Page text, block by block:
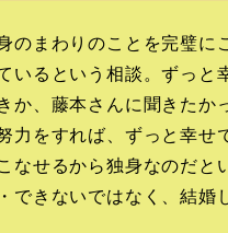
のまわりのことを完璧に
いるという相談。ずっと
か、藤本さんに聞きたか
力をすれば、ずっと幸せ
なせるから独身なのだと
できないではなく、結婚